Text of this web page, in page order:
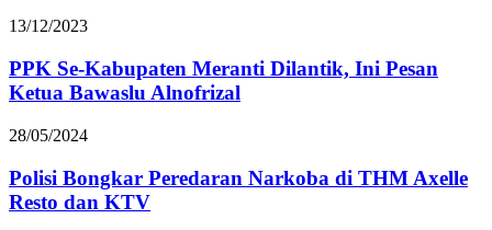
13/12/2023
PPK Se-Kabupaten Meranti Dilantik, Ini Pesan
Ketua Bawaslu Alnofrizal
28/05/2024
Polisi Bongkar Peredaran Narkoba di THM Axelle
Resto dan KTV